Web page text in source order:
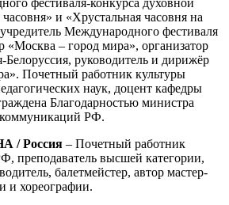
и «Хрустальная часовня на
Международного фестиваля
«Москва – город мира», организатор
Белоруссия, руководитель и дирижёр
Почетный работник культуры
наук, доцент кафедры
Благодарностью министра
РФ.
/ Россия – Почетный работник
преподаватель высшей категории,
балетмейстер, автор мастер-
и хореографии.